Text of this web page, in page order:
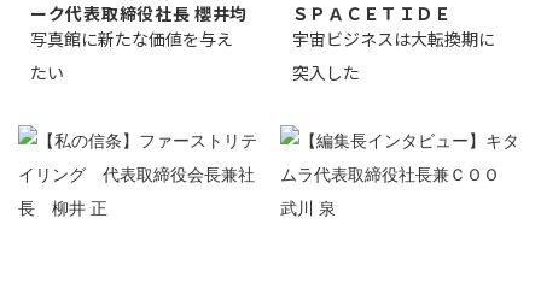
ーク代表取締役社長 櫻井均
写真館に新たな価値を与え
たい
ＳＰＡＣＥＴＩＤＥ
宇宙ビジネスは大転換期に
突入した